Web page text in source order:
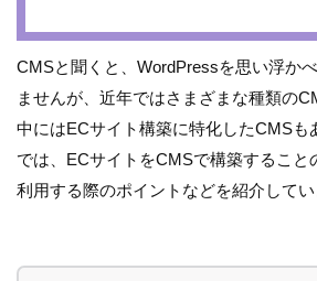
CMSと聞くと、WordPressを思い浮か
ませんが、近年ではさまざまな種類の
中にはECサイト構築に特化したCMSも
では、ECサイトをCMSで構築すること
利用する際のポイントなどを紹介してい